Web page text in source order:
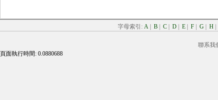
字母索引: A B C D E F G H
聯系我
頁面執行時間: 0.0880688